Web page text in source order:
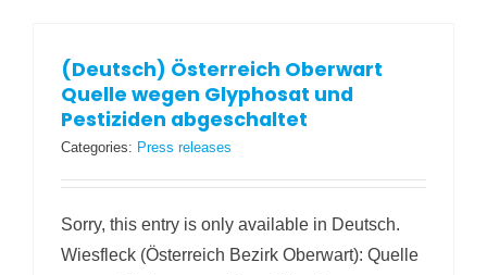
(Deutsch) Österreich Oberwart
Quelle wegen Glyphosat und
Pestiziden abgeschaltet
Categories: Press releases
Sorry, this entry is only available in Deutsch.
Wiesfleck (Österreich Bezirk Oberwart): Quelle